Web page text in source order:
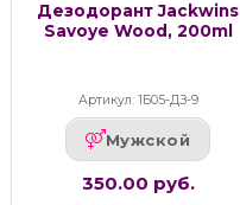
Дезодорант Jackwins
Savoye Wood, 200ml
Артикул: 1Б05-ДЗ-9
Мужской
350.00 руб.